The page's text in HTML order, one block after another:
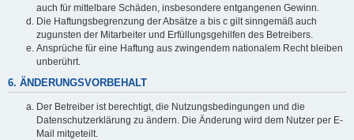
auch für mittelbare Schäden, insbesondere entgangenen Gewinn.
Die Haftungsbegrenzung der Absätze a bis c gilt sinngemäß auch
zugunsten der Mitarbeiter und Erfüllungsgehilfen des Betreibers.
Ansprüche für eine Haftung aus zwingendem nationalem Recht bleiben
unberührt.
6. ÄNDERUNGSVORBEHALT
Der Betreiber ist berechtigt, die Nutzungsbedingungen und die
Datenschutzerklärung zu ändern. Die Änderung wird dem Nutzer per E-
Mail mitgeteilt.